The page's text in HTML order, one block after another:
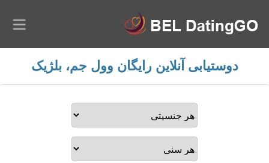
دوستیابی آنلاین رایگان وول جم، بلژیک